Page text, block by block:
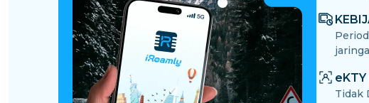
Tidak